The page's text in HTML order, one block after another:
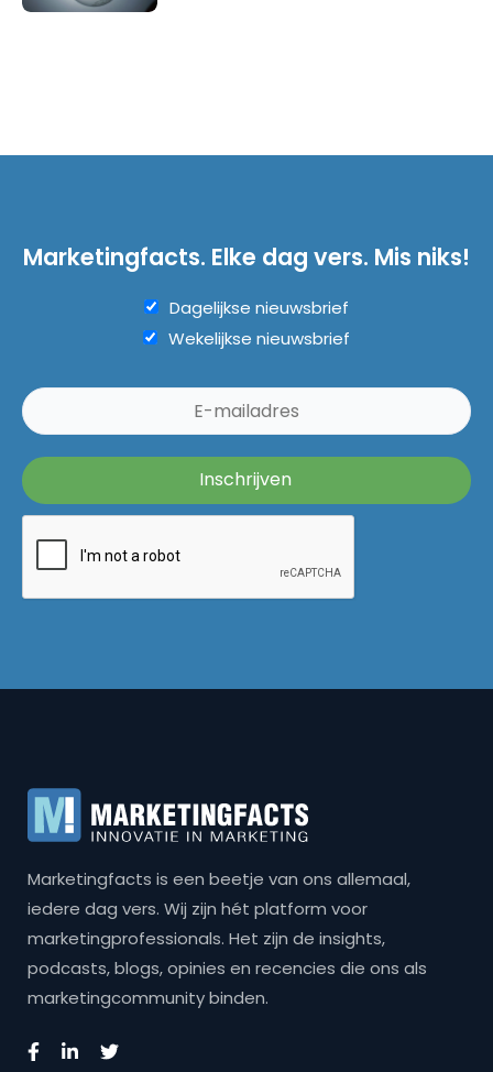
Marketingfacts. Elke dag vers. Mis niks!
Dagelijkse nieuwsbrief
Wekelijkse nieuwsbrief
Marketingfacts is een beetje van ons allemaal,
iedere dag vers. Wij zijn hét platform voor
marketingprofessionals. Het zijn de insights,
podcasts, blogs, opinies en recencies die ons als
marketingcommunity binden.